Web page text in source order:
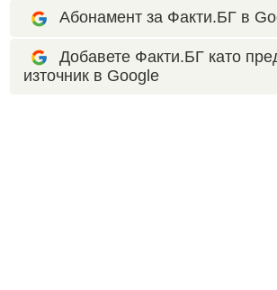
Абонамент за Факти.БГ в
Добавете Факти.БГ като
източник в Google